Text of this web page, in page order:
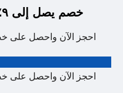
خصم يصل إلى ٩٪ على فندق بافيون مونسو